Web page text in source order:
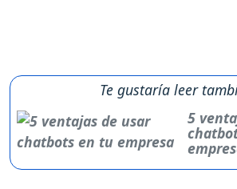
Te gustaría leer
5